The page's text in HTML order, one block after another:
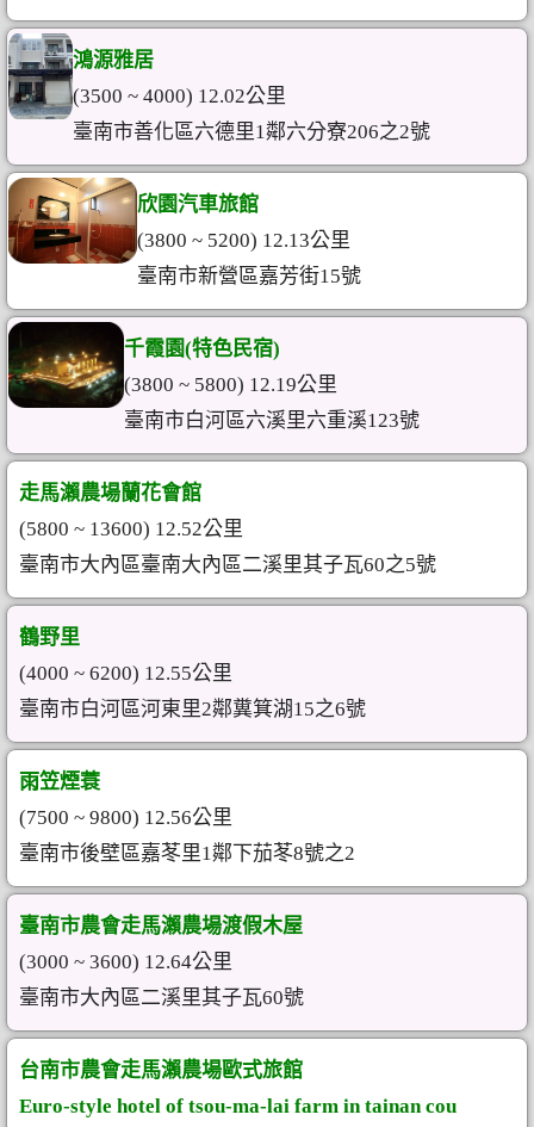
鴻源雅居
(3500 ~ 4000) 12.02公里
臺南市善化區六德里1鄰六分寮206之2號
欣園汽車旅館
(3800 ~ 5200) 12.13公里
臺南市新營區嘉芳街15號
千霞園(特色民宿)
(3800 ~ 5800) 12.19公里
臺南市白河區六溪里六重溪123號
走馬瀨農場蘭花會館
(5800 ~ 13600) 12.52公里
臺南市大內區臺南大內區二溪里其子瓦60之5號
鶴野里
(4000 ~ 6200) 12.55公里
臺南市白河區河東里2鄰糞箕湖15之6號
雨笠煙蓑
(7500 ~ 9800) 12.56公里
臺南市後壁區嘉苳里1鄰下茄苳8號之2
臺南市農會走馬瀨農場渡假木屋
(3000 ~ 3600) 12.64公里
臺南市大內區二溪里其子瓦60號
台南市農會走馬瀨農場歐式旅館
Euro-style hotel of tsou-ma-lai farm in tainan cou